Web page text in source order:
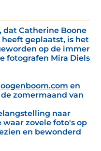
dat Catherine Boone
heeft geplaatst, is het
op de immer
fotografen Mira Diels
en
zomermaand van
naar
zovele foto's op
en bewonderd